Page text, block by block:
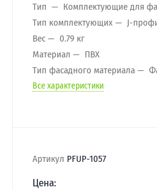
Тип
Комплектующие для
Тип комплектующих
J-
Вес
0.79 кг
Материал
ПВХ
Тип фасадного материала
Все характеристики
Артикул PFUP-1057
Цена: